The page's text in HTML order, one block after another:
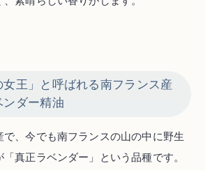
女王」と呼ばれる南フランス産
ンダー精油
で、今でも南フランスの山の中に野生
真正ラベンダー」という品種です。